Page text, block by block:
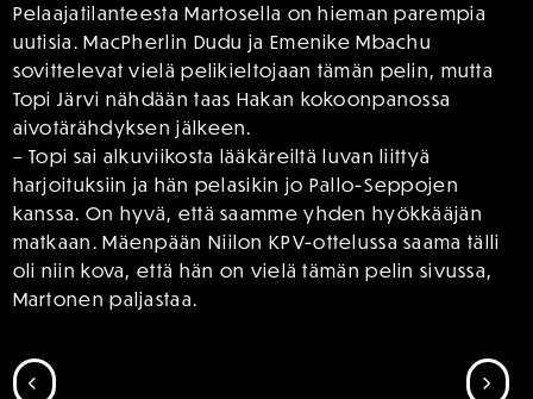
Pelaajatilanteesta Martosella on hieman parempia
uutisia. MacPherlin Dudu ja Emenike Mbachu
sovittelevat vielä pelikieltojaan tämän pelin, mutta
Topi Järvi nähdään taas Hakan kokoonpanossa
aivotärähdyksen jälkeen.
– Topi sai alkuviikosta lääkäreiltä luvan liittyä
harjoituksiin ja hän pelasikin jo Pallo-Seppojen
kanssa. On hyvä, että saamme yhden hyökkääjän
matkaan. Mäenpään Niilon KPV-ottelussa saama tälli
oli niin kova, että hän on vielä tämän pelin sivussa,
Martonen paljastaa.
SIIRRY EDELLISEEN